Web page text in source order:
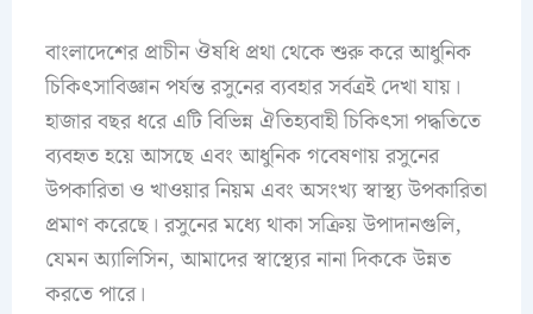
বাংলাদেশের প্রাচীন ঔষধি প্রথা থেকে শুরু করে আধুনিক
চিকিৎসাবিজ্ঞান পর্যন্ত রসুনের ব্যবহার সর্বত্রই দেখা যায়।
হাজার বছর ধরে এটি বিভিন্ন ঐতিহ্যবাহী চিকিৎসা পদ্ধতিতে
ব্যবহৃত হয়ে আসছে এবং আধুনিক গবেষণায় রসুনের
উপকারিতা ও খাওয়ার নিয়ম এবং অসংখ্য স্বাস্থ্য উপকারিতা
প্রমাণ করেছে। রসুনের মধ্যে থাকা সক্রিয় উপাদানগুলি,
যেমন অ্যালিসিন, আমাদের স্বাস্থ্যের নানা দিককে উন্নত
করতে পারে।